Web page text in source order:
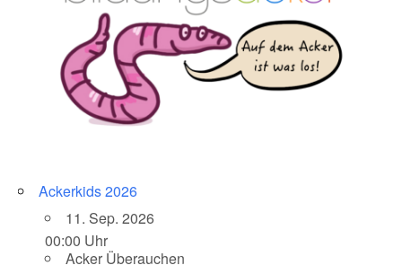
Ackerkids 2026
11. Sep. 2026
00:00 Uhr
Acker Überauchen